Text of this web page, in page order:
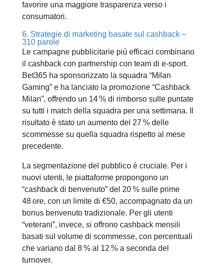
favorire una maggiore trasparenza verso i
consumatori.
6. Strategie di marketing basate sul cashback –
310 parole
Le campagne pubblicitarie più efficaci combinano
il cashback con partnership con team di e‑sport.
Bet365 ha sponsorizzato la squadra “Milan
Gaming” e ha lanciato la promozione “Cashback
Milan”, offrendo un 14 % di rimborso sulle puntate
su tutti i match della squadra per una settimana. Il
risultato è stato un aumento del 27 % delle
scommesse su quella squadra rispetto al mese
precedente.
La segmentazione del pubblico è cruciale. Per i
nuovi utenti, le piattaforme propongono un
“cashback di benvenuto” del 20 % sulle prime
48 ore, con un limite di €50, accompagnato da un
bonus benvenuto tradizionale. Per gli utenti
“veterani”, invece, si offrono cashback mensili
basati sul volume di scommesse, con percentuali
che variano dal 8 % al 12 % a seconda del
turnover.